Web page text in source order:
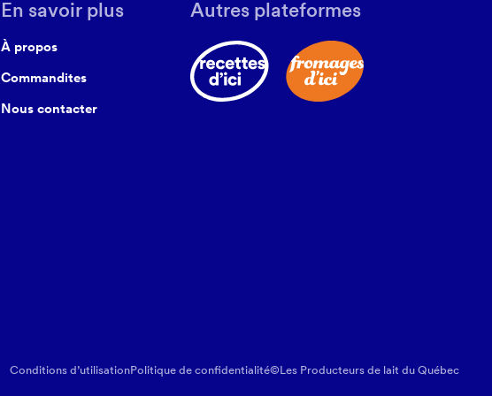
En savoir plus
À propos
Commandites
Nous contacter
Autres plateformes
Conditions d’utilisationPolitique de confidentialité©Les Producteurs de lait du Québec